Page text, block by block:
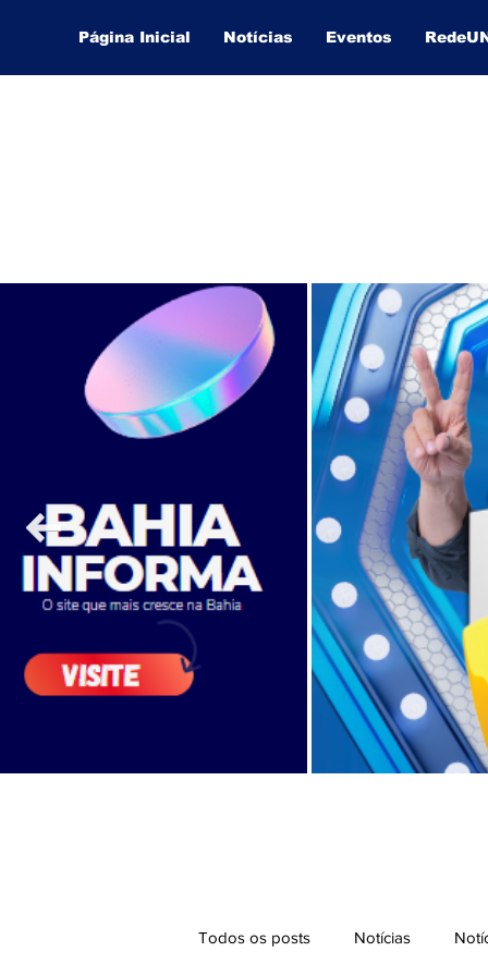
Página Inicial Notícias Eventos
Todos os posts Notícias